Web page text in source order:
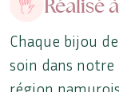
Chaque bijou
soin dans
région